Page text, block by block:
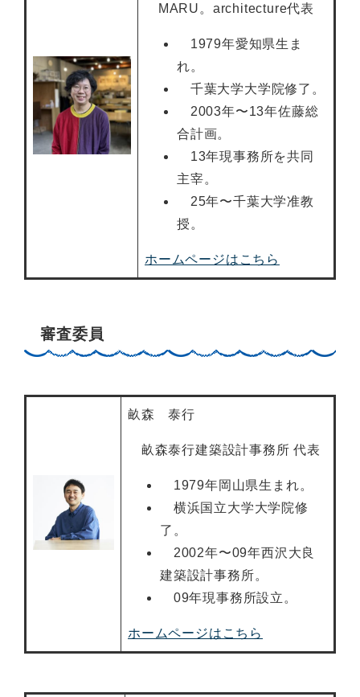
MARU。architecture代表
1979年愛知県生ま
れ。
千葉大学大学院修了。
2003年〜13年佐藤総
合計画。
13年現事務所を共同
主宰。
25年〜千葉大学准教
授。
ホームページはこちら
審査委員
畝森 泰行
畝森泰行建築設計事務所 代表
1979年岡山県生まれ。
横浜国立大学大学院修
了。
2002年〜09年西沢大良
建築設計事務所。
09年現事務所設立。
ホームページはこちら